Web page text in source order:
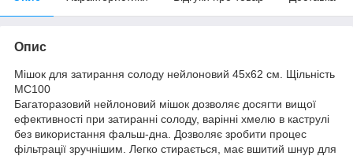
Опис
Мішок для затирання солоду нейлоновий 45х62 см. Щільність
МС100
Багаторазовий нейлоновий мішок дозволяє досягти вищої
ефективності при затиранні солоду, варінні хмелю в каструлі
без використання фальш-дна. Дозволяє зробити процес
фільтрації зручнішим. Легко стирається, має вшитий шнур для